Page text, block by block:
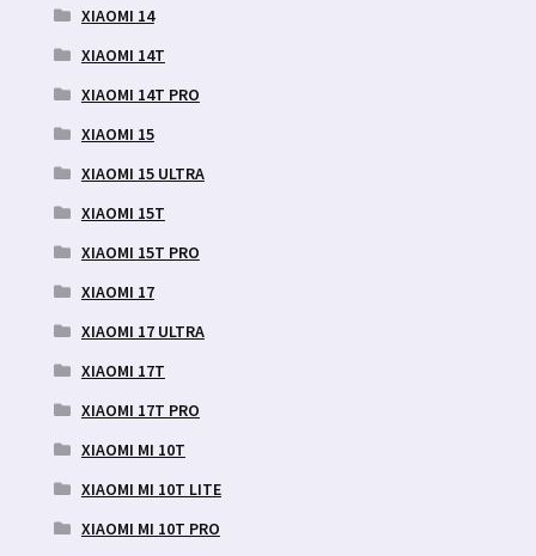
XIAOMI 14
XIAOMI 14T
XIAOMI 14T PRO
XIAOMI 15
XIAOMI 15 ULTRA
XIAOMI 15T
XIAOMI 15T PRO
XIAOMI 17
XIAOMI 17 ULTRA
XIAOMI 17T
XIAOMI 17T PRO
XIAOMI MI 10T
XIAOMI MI 10T LITE
XIAOMI MI 10T PRO